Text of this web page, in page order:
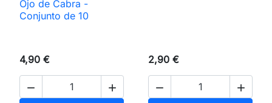
Ojo de Cabra -
Conjunto de 10
4,90 €
 
2,90 €
 